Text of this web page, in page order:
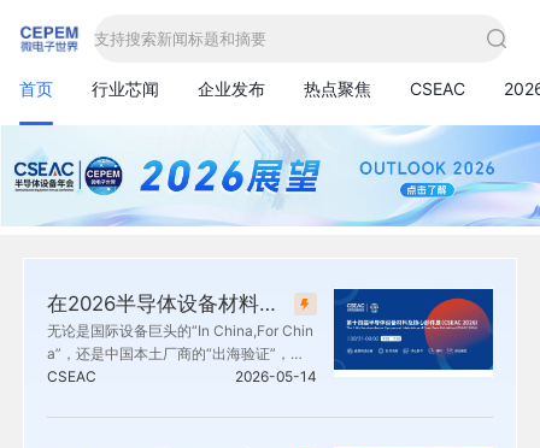
支持搜索新闻标题和摘要
首页 行业芯闻 企业发布 热点聚焦 CSEAC
在2026半导体设备材料及核心部件展(CSEAC)上看国际合作的新范式
无论是国际设备巨头的“In China,For Chin
a”，还是中国本土厂商的“出海验证”，大
家都在同一个命题下寻找答案——如何构
半导体设备材料及核心部件展（CSEA
CSEAC 2026-05-14